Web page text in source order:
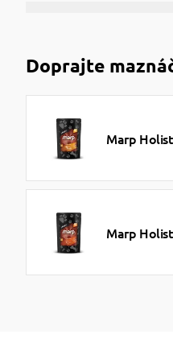
Doprajte
Marp
Marp